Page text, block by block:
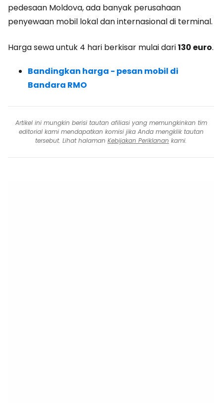
pedesaan Moldova, ada banyak perusahaan
penyewaan mobil lokal dan internasional di terminal.
Harga sewa untuk 4 hari berkisar mulai dari130 euro.
Bandingkan harga - pesan mobil di
Bandara RMO
Artikel ini mungkin berisi tautan afiliasi yang memungkinkan tim
editorial kami mendapatkan komisi jika Anda mengklik tautan
tersebut. Lihat halaman Kebijakan Periklanan kami.